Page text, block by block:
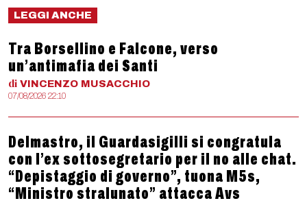
LEGGI ANCHE
Tra Borsellino e Falcone, verso
un’antimafia dei Santi
di VINCENZO MUSACCHIO
07/08/2026 22:10
Delmastro, il Guardasigilli si congratula
con l’ex sottosegretario per il no alle chat.
“Depistaggio di governo”, tuona M5s,
“Ministro stralunato” attacca Avs